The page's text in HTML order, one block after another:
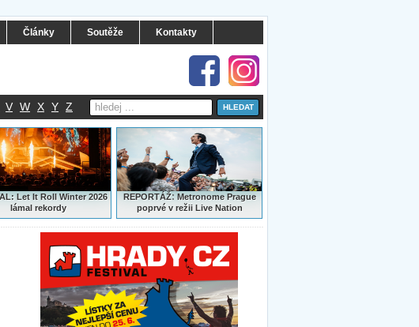
Články Soutěže Kontakty
V W X Y Z
Let It Roll Winter 2026
lámal rekordy
REPORTÁŽ:Metronome Prague
poprvé v režii Live Nation